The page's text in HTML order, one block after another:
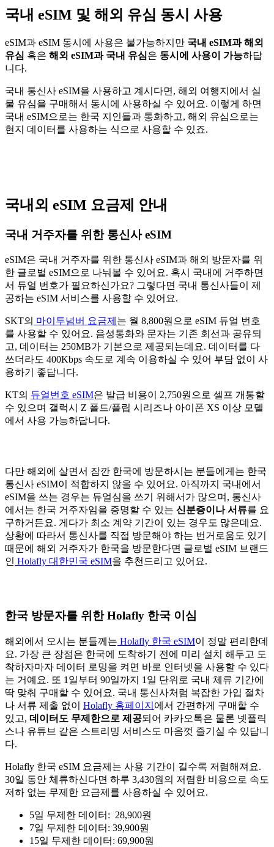
국내 eSIM 및 해외 유심 동시 사용
eSIM과 eSIM 동시에 사용은 불가능하지만 국내 eSIM과 해외
유심 혹은 해외 eSIM과 국내 유심은 동시에 사용이 가능하답
니다.
국내 통신사 eSIM을 사용하고 계시다면, 해외 여행지에서 실
물 유심을 구매해서 동시에 사용하실 수 있어요. 이렇게 하면
국내 eSIM으로는 한국 지인들과 통화하고, 해외 유심으로는
현지 데이터를 사용하는 식으로 사용할 수 있죠.
국내외 eSIM 요금제 안내
국내 거주자를 위한 통신사 eSIM
eSIM은 국내 거주자를 위한 통신사 eSIM과 해외 방문자를 위
한 글로벌 eSIM으로 나눠볼 수 있어요. 혹시 국내에 거주하면
서 듀얼 번호가 필요하신가요? 그렇다면 국내 통신사들이 제
공하는 eSIM 서비스를 사용할 수 있어요.
SKT의 마이투넘버 요금제 는 월 8,800원으로 eSIM 듀얼 번호
를 사용할 수 있어요. 음성통화와 문자는 기존 회선과 공유되
고, 데이터는 250MB가 기본으로 제공되는데요. 데이터를 다
쓰더라도 400Kbps 속도로 계속 이용하실 수 있어 부담 없이 사
용하기 좋답니다.
KT의 듀얼번호 eSIM은 발급 비용이 2,750원으로 셀프 개통할
수 있으며 갤럭시 Z 폴드/플립 시리즈나 아이폰 XS 이상 모델
에서 사용 가능하답니다.
다만 해외에 살면서 잠깐 한국에 방문하시는 분들에게는 한국
통신사 eSIM이 적합하지 않을 수 있어요. 아직까지 국내에서
eSIM을 쓰는 경우는 듀얼심을 쓰기 위해서가 많으며, 통신사
에서는 한국 거주자임을 증명할 수 있는 신분증이나 서류를 요
구하거든요. 게다가 최소 계약 기간이 있는 경우도 많은데요.
상황에 따라서 통신사를 직접 방문해야 하는 번거로움도 있기
때문에 해외 거주자가 한국을 방문한다면 글로벌 eSIM 브랜드
인 Holafly 대한민국 eSIM을 추천드리고 있어요.
한국 방문자를 위한 Holafly 한국 이심
해외에서 오시는 분들께는 Holafly 한국 eSIM이 정말 편리한데
요. 가장 큰 장점은 한국에 도착하기 전에 미리 설치 해두고 도
착하자마자 데이터 로밍을 켜면 바로 인터넷을 사용할 수 있다
는 거예요. 또 1일부터 90일까지 1일 단위로 국내 체류 기간에
딱 맞춰 구매할 수 있어요. 국내 통신사처럼 복잡한 가입 절차
나 서류 제출 없이 Holafly 홈페이지 에서 간편하게 구매할 수
있고, 데이터도 무제한으로 제공되어 카카오톡은 물론 넷플릭
스나 유튜브 같은 스트리밍 서비스도 마음껏 즐기실 수 있답니
다.
Holafly 한국 eSIM 요금제는 사용 기간이 길수록 저렴해져요.
30일 동안 체류하신다면 하루 3,430원의 저렴한 비용으로 속도
저하 없는 무제한 요금제를 사용하실 수 있어요.
5일 무제한 데이터: 28,900원
7일 무제한 데이터: 39,900원
15일 무제한 데이터: 69,900원